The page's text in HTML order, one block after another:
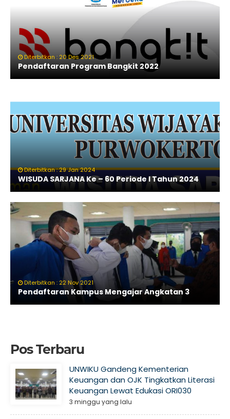
Diterbitkan : 20 Des 2021
Pendaftaran Program Bangkit 2022
Diterbitkan : 29 Jan 2024
WISUDA SARJANA Ke – 60 Periode I Tahun 2024
Diterbitkan : 22 Nov 2021
Pendaftaran Kampus Mengajar Angkatan 3
Pos Terbaru
UNWIKU Gandeng Kementerian
Keuangan dan OJK Tingkatkan Literasi
Keuangan Lewat Edukasi ORI030
3 minggu yang lalu